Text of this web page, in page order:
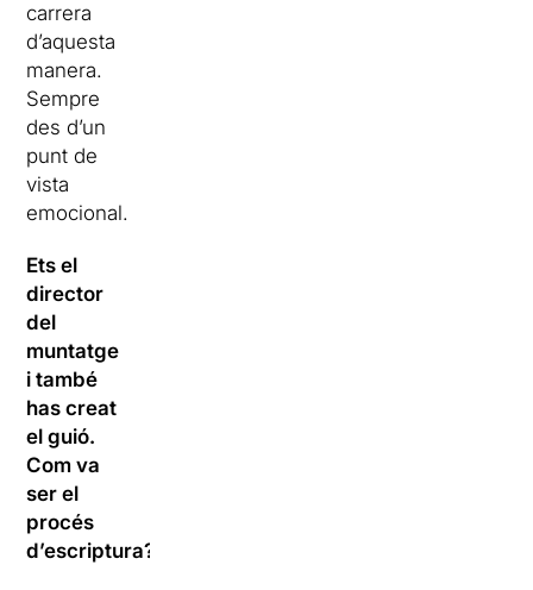
carrera
d’aquesta
manera.
Sempre
des d’un
punt de
vista
emocional.
Ets el
director
del
muntatge
i també
has creat
el guió.
Com va
ser el
procés
d’escriptura?